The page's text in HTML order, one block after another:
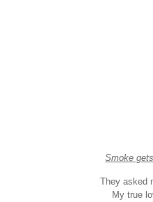
Smoke
They asked
My true